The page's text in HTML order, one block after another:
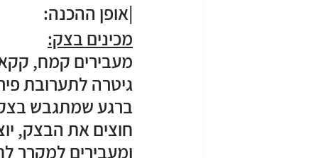
|אופן ההכנה:
מכינים בצק:
מעבירים קמח,
גיטרה לתערובת
ברגע שמתגבש
חוצים את הבצק,
ומעבירים למקרר